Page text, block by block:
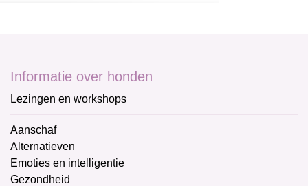
Informatie over honden
Lezingen en workshops
Aanschaf
Alternatieven
Emoties en intelligentie
Gezondheid